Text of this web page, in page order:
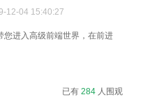
12-04 15:40:27
您进入高级前端世界，在前进
已有284 人围观